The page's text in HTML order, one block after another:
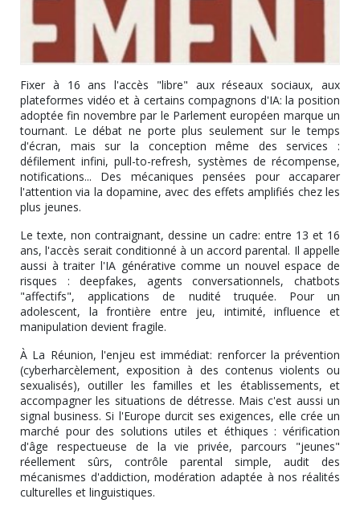
Fixer à 16 ans l'accès "libre" aux réseaux sociaux, aux
plateformes vidéo et à certains compagnons d'IA: la position
adoptée fin novembre par le Parlement européen marque un
tournant. Le débat ne porte plus seulement sur le temps
d'écran, mais sur la conception même des services :
défilement infini, pull-to-refresh, systèmes de récompense,
notifications... Des mécaniques pensées pour accaparer
l'attention via la dopamine, avec des effets amplifiés chez les
plus jeunes.
Le texte, non contraignant, dessine un cadre: entre 13 et 16
ans, l'accès serait conditionné à un accord parental. Il appelle
aussi à traiter l'IA générative comme un nouvel espace de
risques : deepfakes, agents conversationnels, chatbots
"affectifs", applications de nudité truquée. Pour un
adolescent, la frontière entre jeu, intimité, influence et
manipulation devient fragile.
À La Réunion, l'enjeu est immédiat: renforcer la prévention
(cyberharcèlement, exposition à des contenus violents ou
sexualisés), outiller les familles et les établissements, et
accompagner les situations de détresse. Mais c'est aussi un
signal business. Si l'Europe durcit ses exigences, elle crée un
marché pour des solutions utiles et éthiques : vérification
d'âge respectueuse de la vie privée, parcours "jeunes"
réellement sûrs, contrôle parental simple, audit des
mécanismes d'addiction, modération adaptée à nos réalités
culturelles et linguistiques.